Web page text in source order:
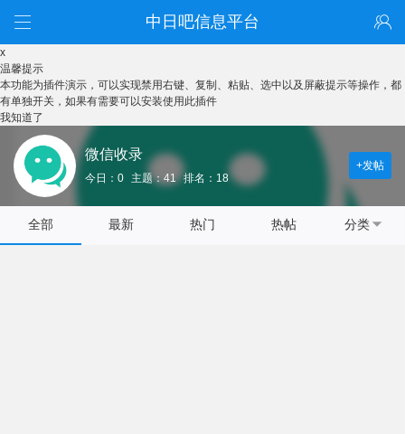
中日吧信息平台
x
温馨提示
本功能为插件演示，可以实现禁用右键、复制、粘贴、选中以及屏蔽提示等操作，都
有单独开关，如果有需要可以安装使用此插件
我知道了
微信收录
今日：0 主题：41 排名：18
+发帖
全部 最新 热门 热帖 分类